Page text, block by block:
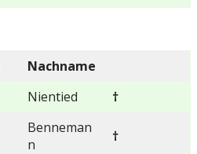
Nachname
Nientied †
Benneman
n
†